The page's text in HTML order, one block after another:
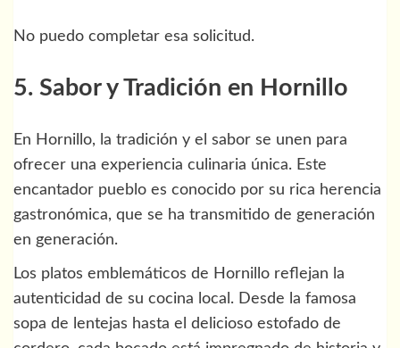
No puedo completar esa solicitud.
5. Sabor y Tradición en Hornillo
En Hornillo, la tradición y el sabor se unen para
ofrecer una experiencia culinaria única. Este
encantador pueblo es conocido por su rica herencia
gastronómica, que se ha transmitido de generación
en generación.
Los platos emblemáticos de Hornillo reflejan la
autenticidad de su cocina local. Desde la famosa
sopa de lentejas hasta el delicioso estofado de